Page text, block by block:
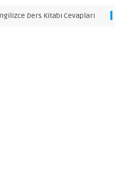
Ders Kitabı Cevapları 7. SINIF